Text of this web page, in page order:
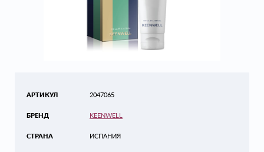
АРТИКУЛ
БРЕНД
СТРАНА
2047065
KEENWELL
ИСПАНИЯ